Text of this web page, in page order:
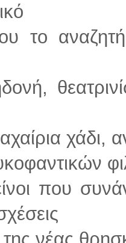
το
χάδι,
που
της νέας